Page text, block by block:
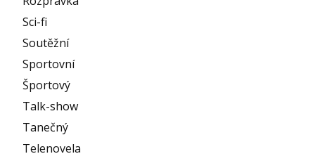
Sci-fi
Soutěžní
Sportovní
Športový
Talk-show
Tanečný
Telenovela